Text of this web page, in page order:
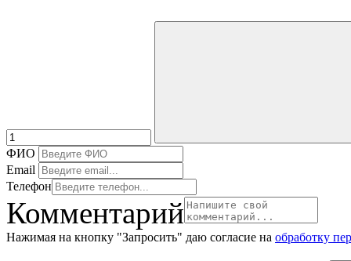
ФИО
Email
Телефон
Комментарий
Нажимая на кнопку "Запросить" даю согласие на обработку